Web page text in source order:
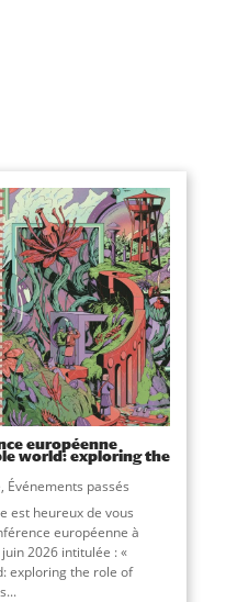
européenne
world: exploring the
, Événements passés
est heureux de vous
européenne à
2026 intitulée : «
exploring the role of
...